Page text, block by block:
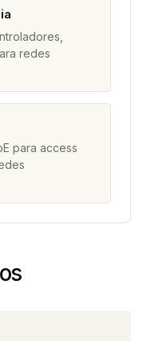
redes
para access